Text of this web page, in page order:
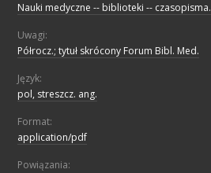
Nauki medyczne -- biblioteki -- czasopisma.
Uwagi:
Półrocz.; tytuł skrócony Forum Bibl. Med.
Język:
pol, streszcz. ang.
Format:
application/pdf
Powiązania: